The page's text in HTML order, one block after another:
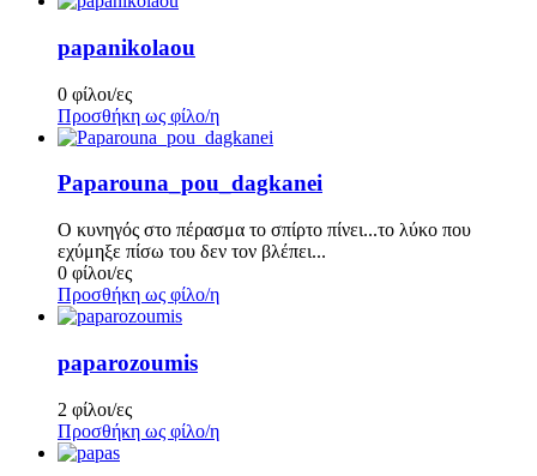
papanikolaou
0 φίλοι/ες
Προσθήκη ως φίλο/η
Paparouna_pou_dagkanei
Ο κυνηγός στο πέρασμα το σπίρτο πίνει...το λύκο που
εχύμηξε πίσω του δεν τον βλέπει...
0 φίλοι/ες
Προσθήκη ως φίλο/η
paparozoumis
2 φίλοι/ες
Προσθήκη ως φίλο/η